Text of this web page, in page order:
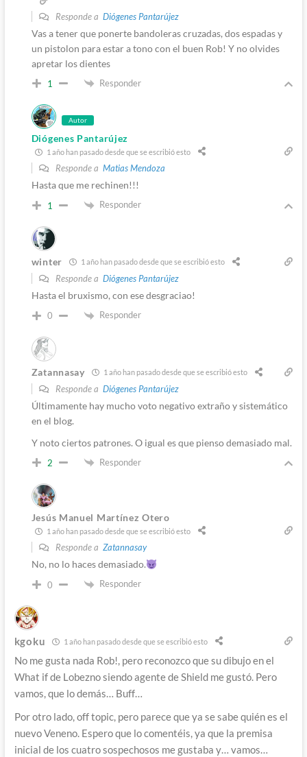
Responde a Diógenes Pantarújez
Vas a tener que ponerte bandoleras cruzadas, dos espadas y
un pistolon para estar a tono con el buen Rob! Y no olvides
apretar los dientes
1 Responder
Autor
Diógenes Pantarújez
1 año han pasado desde que se escribió esto
Responde a Matias Mendoza
Hasta que me rechinen!!!
1 Responder
winter 1 año han pasado desde que se escribió esto
Responde a Diógenes Pantarújez
Hasta el bruxismo, con ese desgraciao!
0 Responder
Zatannasay 1 año han pasado desde que se escribió esto
Responde a Diógenes Pantarújez
Últimamente hay mucho voto negativo extraño y sistemático
en el blog.
Y noto ciertos patrones. O igual es que pienso demasiado mal.
2 Responder
Jesús Manuel Martínez Otero
1 año han pasado desde que se escribió esto
Responde a Zatannasay
No, no lo haces demasiado.
0 Responder
kgoku 1 año han pasado desde que se escribió esto
No me gusta nada Rob!, pero reconozco que su dibujo en el
What if de Lobezno siendo agente de Shield me gustó. Pero
vamos, que lo demás… Buff…
Por otro lado, off topic, pero parece que ya se sabe quién es el
nuevo Veneno. Espero que lo comentéis, ya que la premisa
inicial de los cuatro sospechosos me gustaba y… vamos…